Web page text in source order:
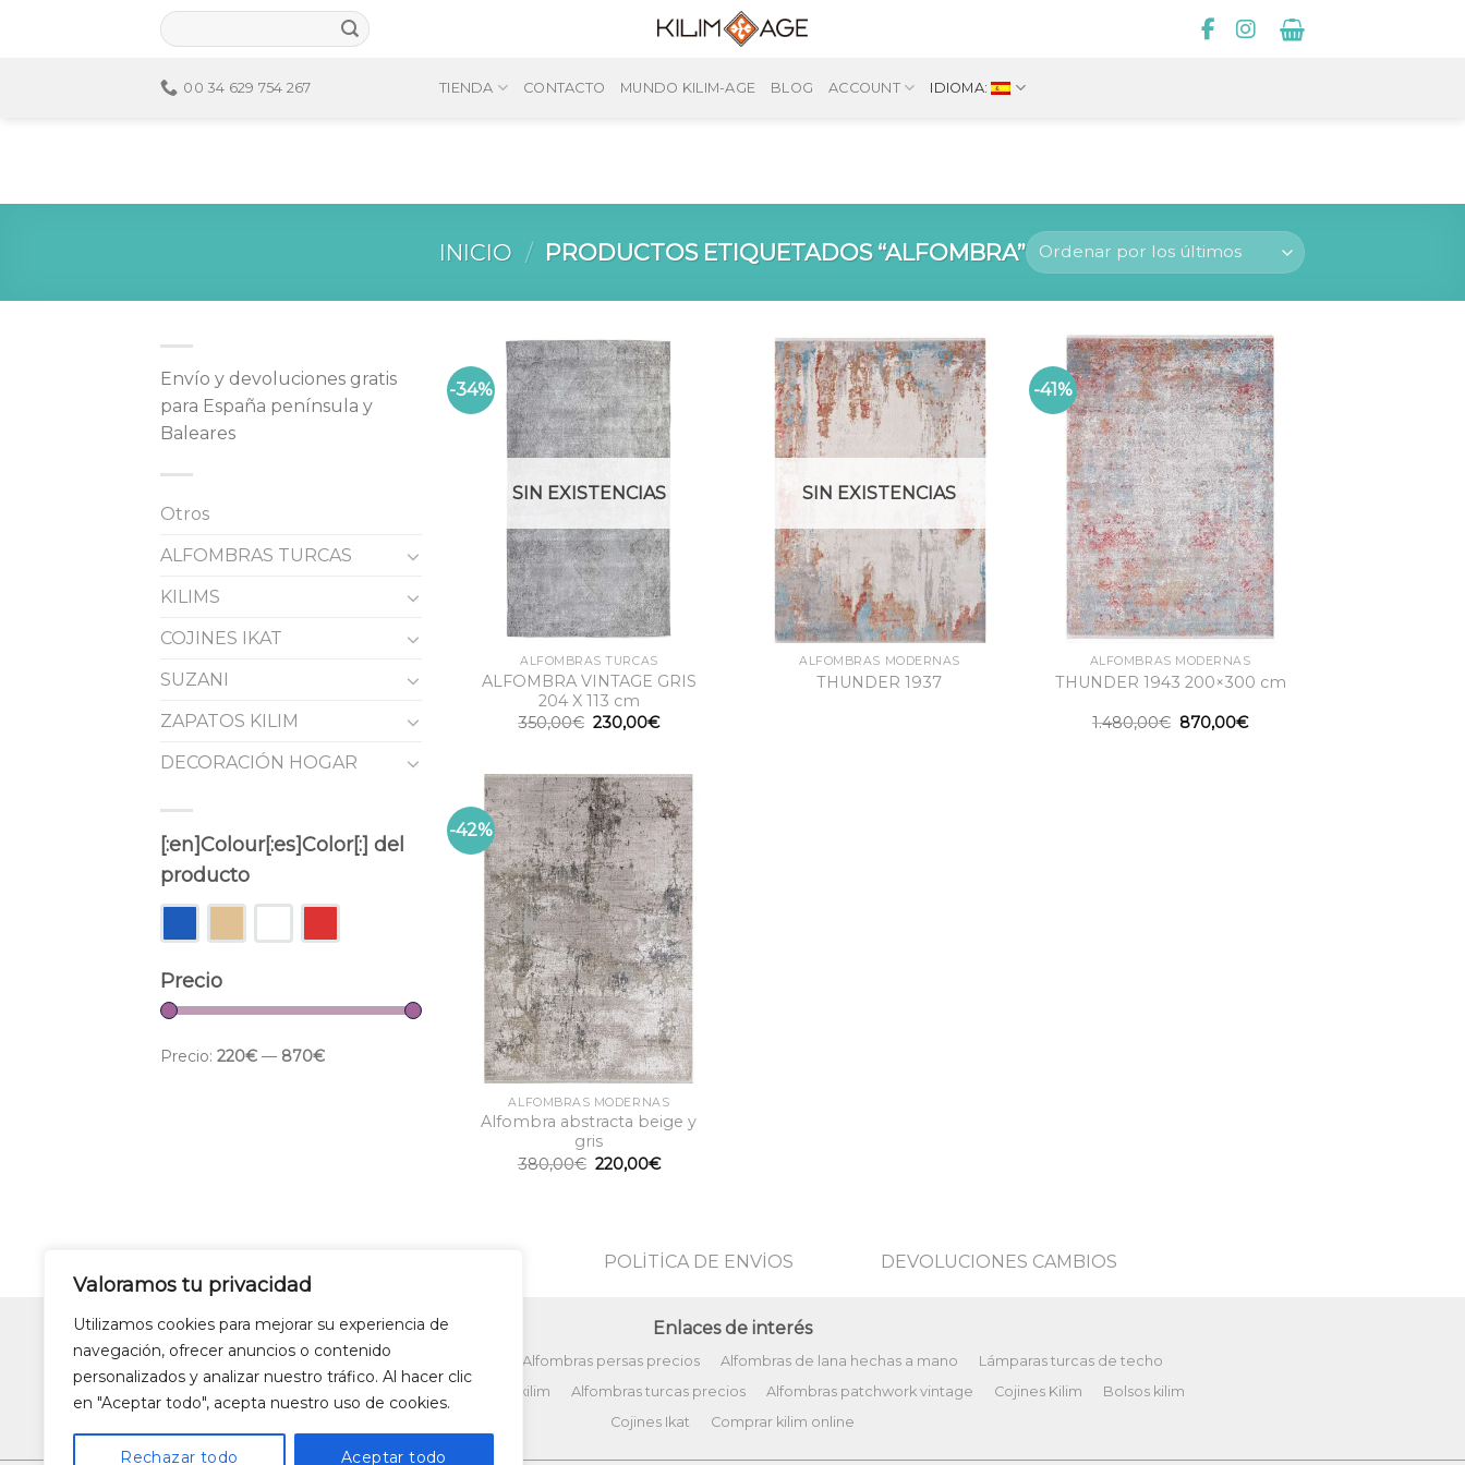
Valoramos tu privacidad
Utilizamos cookies para mejorar su experiencia de
navegación, ofrecer anuncios o contenido
personalizados y analizar nuestro tráfico. Al hacer clic
en "Aceptar todo", acepta nuestro uso de cookies.
Rechazar todo Aceptar todo
00 34 629 754 267 TIENDA CONTACTO MUNDO KILIM-AGE BLOG ACCOUNT IDIOMA:
INICIO / PRODUCTOS ETIQUETADOS “ALFOMBRA”
Envío y devoluciones gratis
para España península y
Baleares
Otros
ALFOMBRAS TURCAS
KILIMS
COJINES IKAT
SUZANI
ZAPATOS KILIM
DECORACIÓN HOGAR
[:en]Colour[:es]Color[:] del
producto
Precio
Precio: 220€ — 870€
-34%
SIN EXISTENCIAS
ALFOMBRAS TURCAS
ALFOMBRA VINTAGE GRIS
204 X 113 cm
350,00€ El
350,00€.
230,00€El
230,00€.
SIN EXISTENCIAS
ALFOMBRAS MODERNAS
THUNDER 1937
-41%
ALFOMBRAS MODERNAS
THUNDER 1943 200×300 cm
1.480,00€ El
870,00€El
-42%
ALFOMBRAS MODERNAS
Alfombra abstracta beige y
gris
380,00€ El
precio
220,00€El
POLİTİCA DE ENVİOS DEVOLUCIONES CAMBIOS
Enlaces de interés
Lámparas colgantes de diseño Alfombras persas precios Alfombras de lana hechas a mano
Lámparas turcas de techo
Zapatos kilim Alfombras turcas precios Alfombras patchwork vintage Cojines Kilim
Bolsos kilim
Cojines Ikat
Comprar kilim online